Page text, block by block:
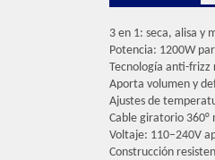
3 en 1: seca, alisa y
Potencia: 1200W
Tecnología anti-frizz
Aporta volumen y
Ajustes de
Cable giratorio
Voltaje: 110–240V
Construcción